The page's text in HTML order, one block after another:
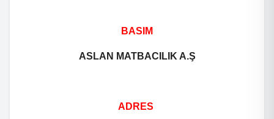
BASIM
ASLAN MATBACILIK A.Ş
ADRES